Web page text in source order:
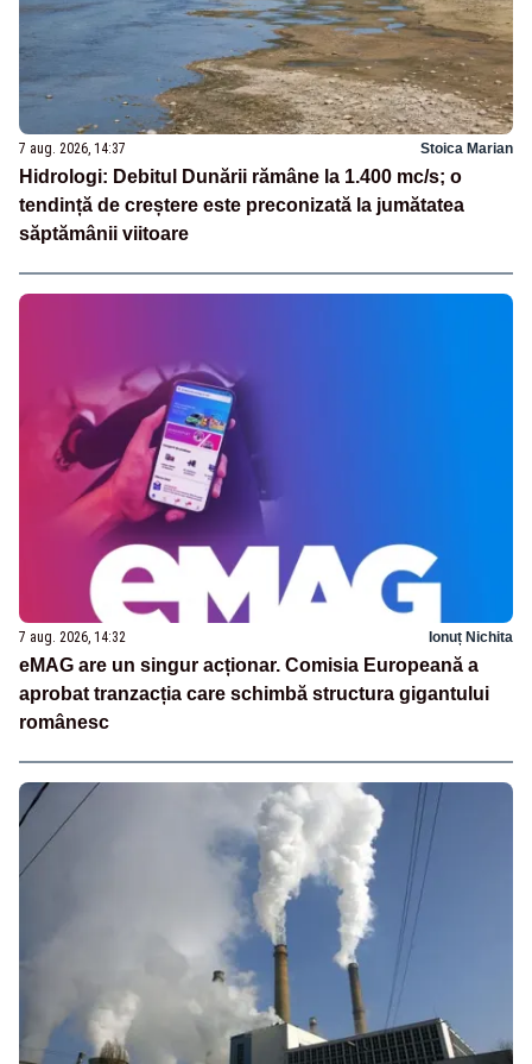
7 aug. 2026, 14:37 Stoica Marian
Hidrologi: Debitul Dunării rămâne la 1.400 mc/s; o
tendință de creștere este preconizată la jumătatea
săptămânii viitoare
7 aug. 2026, 14:32 Ionuț Nichita
eMAG are un singur acționar. Comisia Europeană a
aprobat tranzacția care schimbă structura gigantului
românesc